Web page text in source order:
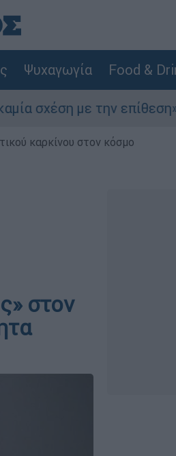
Ψυχαγωγία Food &
την επίθεση» λέει η
καρκίνου στον κόσμο
στον